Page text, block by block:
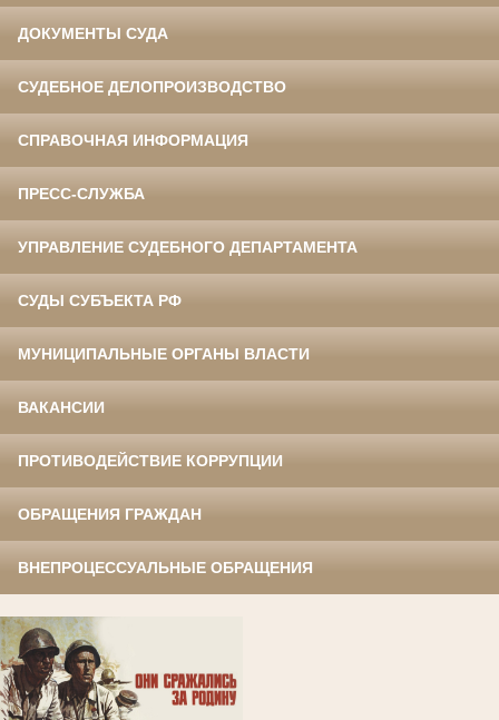
ДОКУМЕНТЫ СУДА
СУДЕБНОЕ ДЕЛОПРОИЗВОДСТВО
СПРАВОЧНАЯ ИНФОРМАЦИЯ
ПРЕСС-СЛУЖБА
УПРАВЛЕНИЕ СУДЕБНОГО ДЕПАРТАМЕНТА
СУДЫ СУБЪЕКТА РФ
МУНИЦИПАЛЬНЫЕ ОРГАНЫ ВЛАСТИ
ВАКАНСИИ
ПРОТИВОДЕЙСТВИЕ КОРРУПЦИИ
ОБРАЩЕНИЯ ГРАЖДАН
ВНЕПРОЦЕССУАЛЬНЫЕ ОБРАЩЕНИЯ